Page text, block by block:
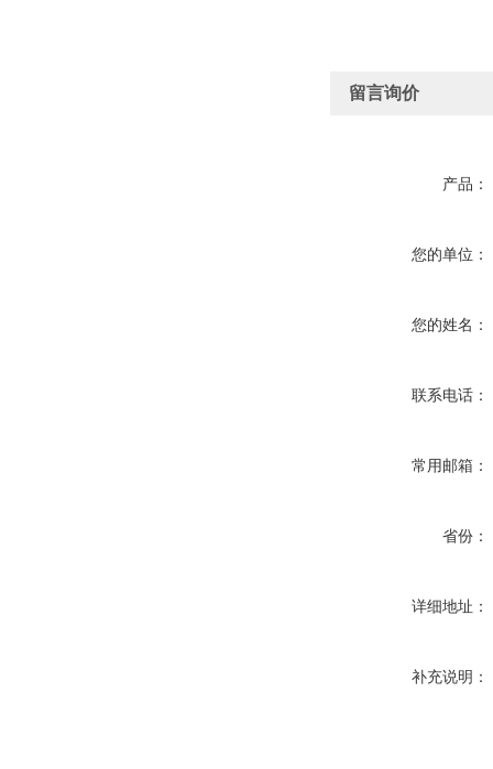
留言询价
产品：
您的单位：
您的姓名：
联系电话：
常用邮箱：
省份：
详细地址：
补充说明：